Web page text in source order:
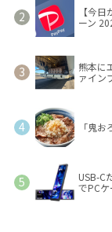
【今
ーン
熊本に
ァイン
「鬼
USB-C
でPC